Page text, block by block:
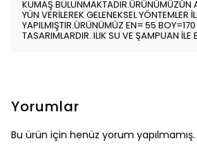
KUMAŞ BULUNMAKTADIR.ÜRÜNÜMÜZÜN
YÜN VERİLEREK GELENEKSEL YÖNTEMLER
YAPILMIŞTIR.ÜRÜNÜMÜZ EN= 55 BOY=170
TASARIMLARDIR..ILIK SU VE ŞAMPUAN İLE
Yorumlar
Bu ürün için henüz yorum yapılmamış.